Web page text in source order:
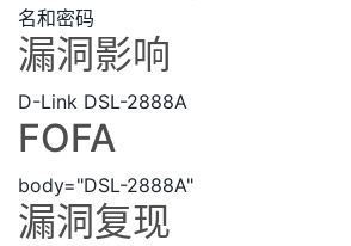
名和密码
漏洞影响
D-Link DSL-2888A
FOFA
body="DSL-2888A"
漏洞复现